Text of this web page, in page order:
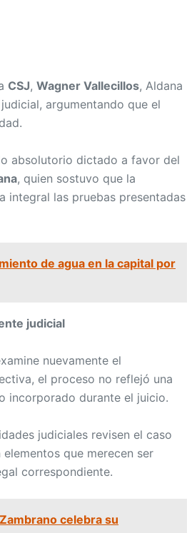
CSJ, Wagner Vallecillos, Aldana
argumentando que el
absolutorio dictado a favor del
, quien sostuvo que la
integral las pruebas presentadas
de agua en la capital por
judicial
nuevamente el
el proceso no reflejó una
incorporado durante el juicio.
judiciales revisen el caso
que merecen ser
correspondiente.
celebra su